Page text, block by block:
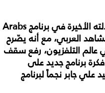
الأخيرة في برنامجArabs
العربي، مع أنه يصّرح
عالم التلفزيون، رفع سقف
برنامج جديد على
جابر نجماً لبرنامج